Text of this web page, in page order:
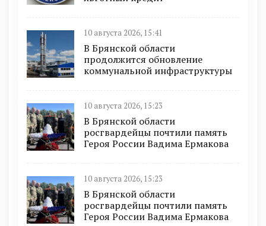
10 августа 2026, 15:41
В Брянской области
продолжится обновление
коммунальной инфраструктуры
10 августа 2026, 15:23
В Брянской области
росгвардейцы почтили память
Героя России Вадима Ермакова
10 августа 2026, 15:23
В Брянской области
росгвардейцы почтили память
Героя России Вадима Ермакова